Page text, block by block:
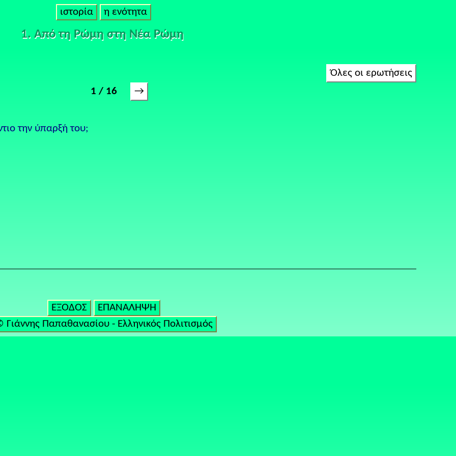
ιστορία η ενότητα
1. Από τη Ρώμη στη Νέα Ρώμη
Όλες οι ερωτήσεις
1 / 16
→
την ύπαρξή του;
ΕΞΟΔΟΣ
ΕΠΑΝΑΛΗΨΗ
Γιάννης Παπαθανασίου - Ελληνικός Πολιτισμός